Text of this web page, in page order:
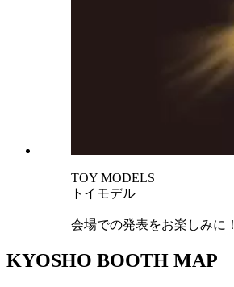
TOY MODELS
トイモデル
会場での発表をお楽しみに！
KYOSHO BOOTH MAP